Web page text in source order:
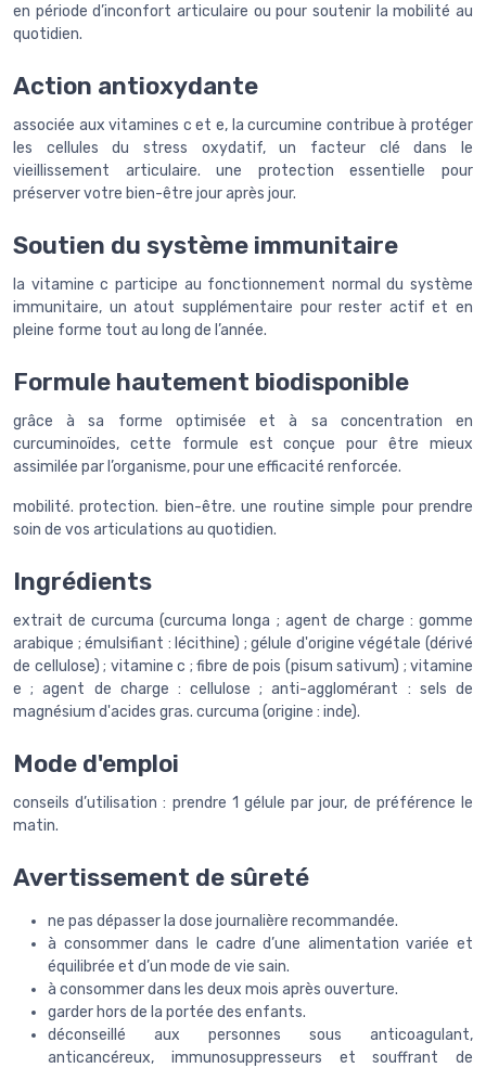
en période d’inconfort articulaire ou pour soutenir la mobilité au
quotidien.
Action antioxydante
associée aux vitamines c et e, la curcumine contribue à protéger
les cellules du stress oxydatif, un facteur clé dans le
vieillissement articulaire. une protection essentielle pour
préserver votre bien-être jour après jour.
Soutien du système immunitaire
la vitamine c participe au fonctionnement normal du système
immunitaire, un atout supplémentaire pour rester actif et en
pleine forme tout au long de l’année.
Formule hautement biodisponible
grâce à sa forme optimisée et à sa concentration en
curcuminoïdes, cette formule est conçue pour être mieux
assimilée par l’organisme, pour une efficacité renforcée.
mobilité. protection. bien-être. une routine simple pour prendre
soin de vos articulations au quotidien.
Ingrédients
extrait de curcuma (curcuma longa ; agent de charge : gomme
arabique ; émulsifiant : lécithine) ; gélule d'origine végétale (dérivé
de cellulose) ; vitamine c ; fibre de pois (pisum sativum) ; vitamine
e ; agent de charge : cellulose ; anti-agglomérant : sels de
magnésium d'acides gras. curcuma (origine : inde).
Mode d'emploi
conseils d’utilisation : prendre 1 gélule par jour, de préférence le
matin.
Avertissement de sûreté
ne pas dépasser la dose journalière recommandée.
à consommer dans le cadre d’une alimentation variée et
équilibrée et d’un mode de vie sain.
à consommer dans les deux mois après ouverture.
garder hors de la portée des enfants.
déconseillé aux personnes sous anticoagulant,
anticancéreux, immunosuppresseurs et souffrant de